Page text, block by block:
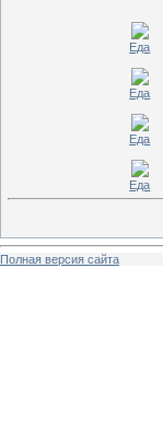
Еда
Еда
Еда
Еда
Полная версия сайта